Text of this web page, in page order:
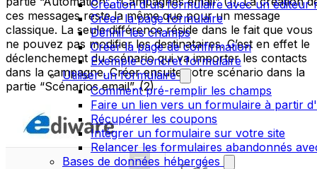
Création d'un formulaire avec un éditeur
Créer la page formulaire
Définir les champs
Créer la page de confirmation
Exemple concret formulaire
Utiliser un formulaire
Comment pré-remplir les champs
Faire un lien vers un formulaire à partir
Récupérer les coupons
Intégrer un formulaire sur votre site
Relancer les formulaires abandonnés
Bases de données hébergées
ces messages reste la même que pour un message
classique. La seule différence réside dans le fait que vous
ne pouvez pas modifier les destinataires. C’est en effet le
déclenchement du scénario qui va importer les contacts
dans la campagne. Créer ensuite votre scénario dans la
partie “Scénarios email”. (2)